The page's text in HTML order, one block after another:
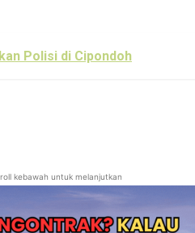
Polisi di Cipondoh
kebawah untuk melanjutkan